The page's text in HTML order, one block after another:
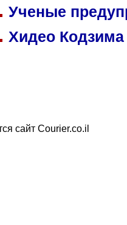
Ученые
Хидео
сайт Courier.co.il